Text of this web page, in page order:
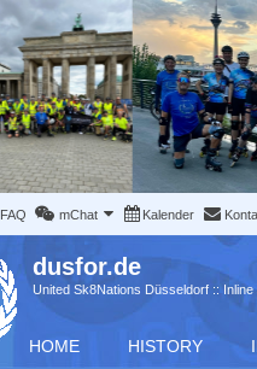
FAQ mChat Kalender
dusfor.de
United Sk8Nations Düsseldorf ::
HOME HISTORY